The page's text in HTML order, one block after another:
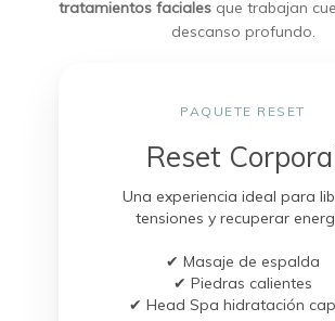
tratamientos faciales que trabajan
descanso profundo.
PAQUETE RESET
Reset
Una experiencia ideal para
tensiones y recuperar
✔ Masaje de espalda
✔ Piedras calientes
✔ Head Spa hidratación